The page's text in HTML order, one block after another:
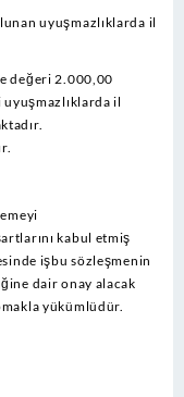
uyuşmazlıklarda il
değeri 2.000,00
il
kabul etmiş
işbu sözleşmenin
dair onay alacak
yükümlüdür.